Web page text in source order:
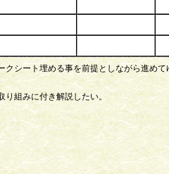
クシート埋める事を前提としながら進めて
組みに付き解説したい。